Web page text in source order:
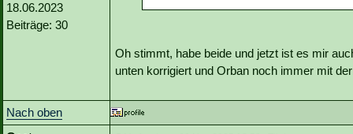
18.06.2023
Beiträge: 30
Oh stimmt, habe beide und jetzt ist es mir
unten korrigiert und Orban noch immer mit
Nach oben